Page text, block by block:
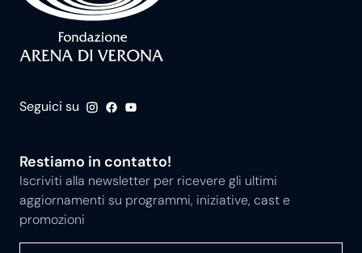
Seguici su
Restiamo in contatto!
Iscriviti alla newsletter per ricevere gli ultimi
aggiornamenti su programmi, iniziative, cast e
promozioni